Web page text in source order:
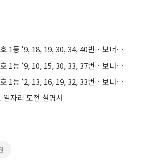
로또 946회 당첨번호 1등 ‘9, 18, 19, 30, 34, 40번…보너스 20번’ “1등 당첨자 11명, 당첨금 21억!”
로또 945회 당첨번호 1등 ‘9, 10, 15, 30, 33, 37번…보너스 26번’ “1등 13명, 당첨금 17억6555만 원”
로또 944회 당첨번호 1등 ‘2, 13, 16, 19, 32, 33번…보너스 42번’ “1등 당첨자 13명, 당첨금 19억!”
일자리 도전 설명서